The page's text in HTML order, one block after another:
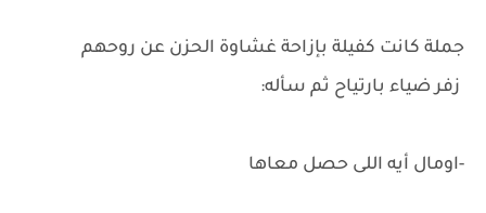
جملة كانت كفيلة بإزاحة غشاوة الحزن عن روحهم
زفر ضياء بارتياح ثم سأله:
-اومال أيه اللى حصل معاها